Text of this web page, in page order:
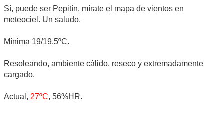
Sí, puede ser Pepitín, mírate el mapa de vientos en
meteociel. Un saludo.
Mínima 19/19,5ºC.
Resoleando, ambiente cálido, reseco y extremadamente
cargado.
Actual, 27ºC, 56%HR.